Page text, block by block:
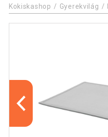
Kokiskashop Gyerekvilág